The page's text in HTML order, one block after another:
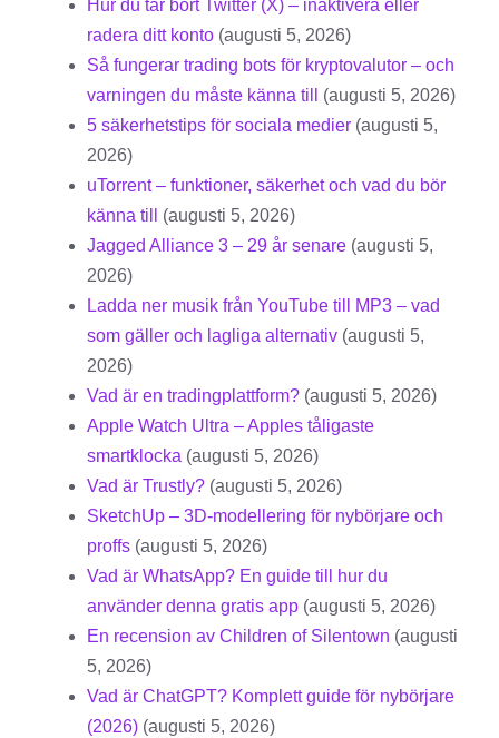
Hur du tar bort Twitter (X) – inaktivera eller
radera ditt konto (augusti 5, 2026)
Så fungerar trading bots för kryptovalutor – och
varningen du måste känna till
(augusti 5, 2026)
5 säkerhetstips för sociala medier (augusti 5,
2026)
uTorrent – funktioner, säkerhet och vad du bör
känna till
(augusti 5, 2026)
Jagged Alliance 3 – 29 år senare (augusti 5,
2026)
Ladda ner musik från YouTube till MP3 – vad
som gäller och lagliga alternativ (augusti 5,
2026)
Vad är en tradingplattform? (augusti 5, 2026)
Apple Watch Ultra – Apples tåligaste
smartklocka (augusti 5, 2026)
Vad är Trustly? (augusti 5, 2026)
SketchUp – 3D-modellering för nybörjare och
proffs (augusti 5, 2026)
Vad är WhatsApp? En guide till hur du
använder denna gratis app (augusti 5, 2026)
En recension av Children of Silentown (augusti
5, 2026)
Vad är ChatGPT? Komplett guide för nybörjare
(2026) (augusti 5, 2026)